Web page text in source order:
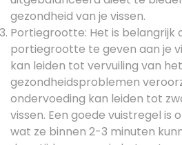
gezondheid van je vissen.
Portiegrootte: Het is belangrijk
portiegrootte te geven aan je
kan leiden tot vervuiling van
gezondheidsproblemen
ondervoeding kan leiden tot
vissen. Een goede vuistregel is
wat ze binnen 2-3 minuten